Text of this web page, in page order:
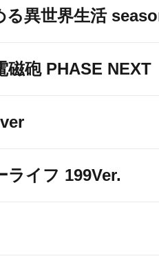
る異世界生活
磁砲 PHASE NEXT
ライフ 199Ver.